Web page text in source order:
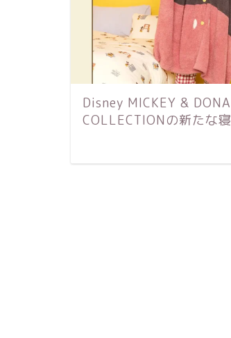
Disney MICKEY &
COLLECTIONの新たな